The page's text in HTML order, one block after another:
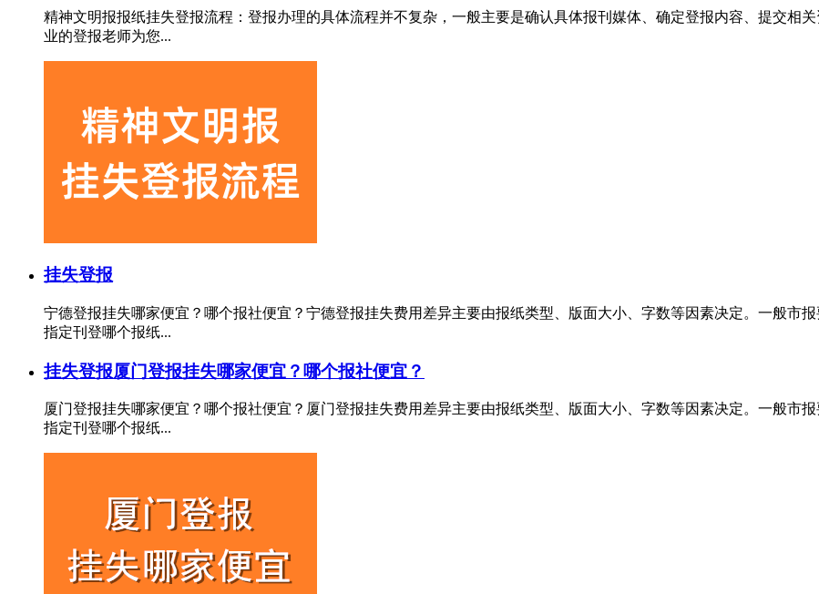
精神文明报报纸挂失登报流程：登报办理的具体流程并不复杂，一般主要是确认具体报刊媒体、确定登报内容、提交相
业的登报老师为您...
挂失登报
宁德登报挂失哪家便宜？哪个报社便宜？宁德登报挂失费用差异主要由报纸类型、版面大小、字数等因素决定。一般市
指定刊登哪个报纸...
挂失登报厦门登报挂失哪家便宜？哪个报社便宜？
厦门登报挂失哪家便宜？哪个报社便宜？厦门登报挂失费用差异主要由报纸类型、版面大小、字数等因素决定。一般市
指定刊登哪个报纸...